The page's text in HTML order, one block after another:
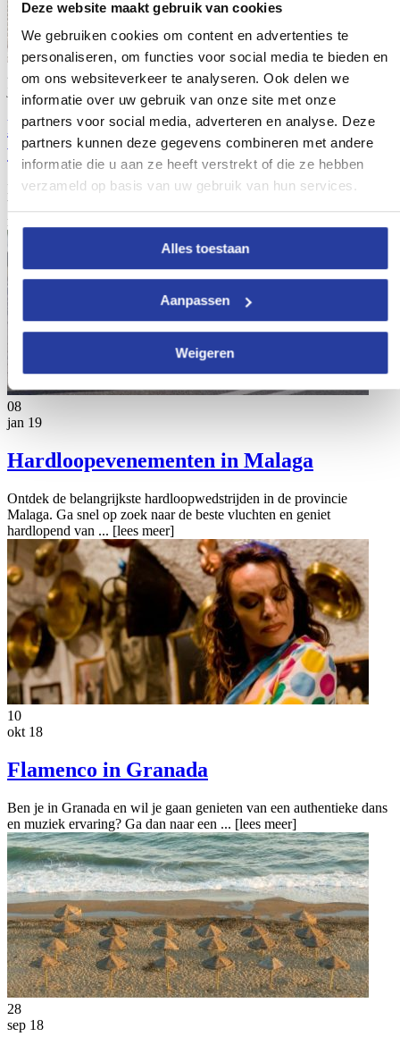
Deze website maakt gebruik van cookies
We gebruiken cookies om content en advertenties te
personaliseren, om functies voor social media te bieden en
om ons websiteverkeer te analyseren. Ook delen we
informatie over uw gebruik van onze site met onze
partners voor social media, adverteren en analyse. Deze
partners kunnen deze gegevens combineren met andere
informatie die u aan ze heeft verstrekt of die ze hebben
verzameld op basis van uw gebruik van hun services.
Alles toestaan
Aanpassen
Weigeren
Meest romantische plekjes in Malaga
voor Valentijnsdag
Boek voor Valentijnsdag een romantisch avontuur naar Malaga.
Verwen je partner en jezelf met een trip naar de Costa del ...
meer]
08
jan 19
Hardloopevenementen in Malaga
Ontdek de belangrijkste hardloopwedstrijden in de provincie
Malaga. Ga snel op zoek naar de beste vluchten en geniet
hardlopend van ... [lees meer]
10
okt 18
Flamenco in Granada
Ben je in Granada en wil je gaan genieten van een authentieke dans
en muziek ervaring? Ga dan naar een ... [lees meer]
28
sep 18